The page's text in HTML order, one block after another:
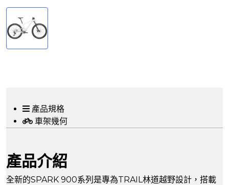
產品規格
車架幾何
產品介紹
全新的SPARK 900系列是專為TRAIL林道越野設計，搭載